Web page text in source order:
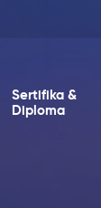
Sertifika &
Diploma